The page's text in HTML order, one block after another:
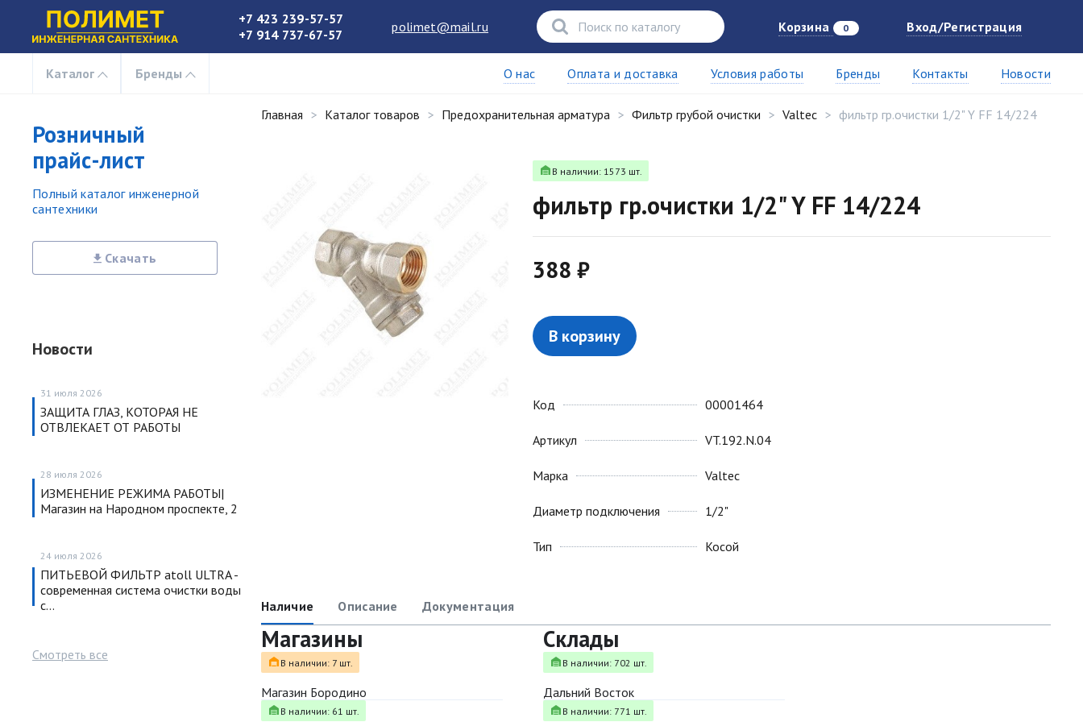
+7 423 239-57-57
+7 914 737-67-57
polimet@mail.ru Корзина 0 Вход/Регистрация
Каталог Бренды О нас Оплата и доставка Условия работы Бренды Контакты Новости
Розничный
прайс-лист
Полный каталог инженерной
сантехники
Скачать
Новости
31 июля 2026
ЗАЩИТА ГЛАЗ, КОТОРАЯ НЕ
ОТВЛЕКАЕТ ОТ РАБОТЫ
28 июля 2026
ИЗМЕНЕНИЕ РЕЖИМА РАБОТЫ|
Магазин на Народном проспекте, 2
24 июля 2026
ПИТЬЕВОЙ ФИЛЬТР atoll ULTRA -
современная система очистки воды
с…
Смотреть все
Главная Каталог товаров Предохранительная арматура Фильтр грубой очистки Valtec фильтр гр.очистки 1/2" Y FF 14/224
В наличии: 1573 шт.
фильтр гр.очистки 1/2" Y FF 14/224
388 ₽
В корзину
Код
Артикул
Марка
Диаметр подключения
Тип
00001464
VT.192.N.04
Valtec
1/2"
Косой
Наличие Описание Документация
Магазины
В наличии: 7 шт.
Магазин Бородино
В наличии: 61 шт.
Склады
В наличии: 702 шт.
Дальний Восток
В наличии: 771 шт.